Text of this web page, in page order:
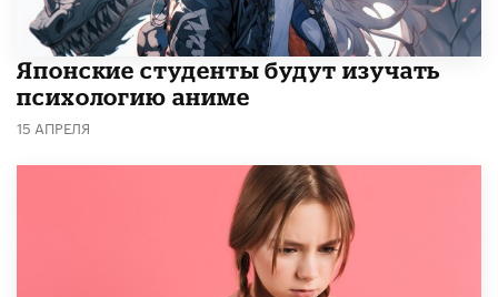
Японские студенты будут изучать
психологию аниме
15 АПРЕЛЯ